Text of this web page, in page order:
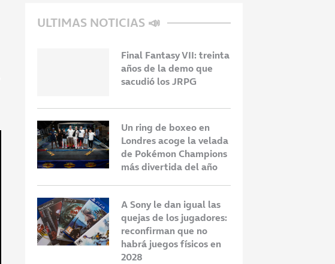
ULTIMAS NOTICIAS 📣
Final Fantasy VII: treinta
años de la demo que
sacudió los JRPG
Un ring de boxeo en
Londres acoge la velada
de Pokémon Champions
más divertida del año
A Sony le dan igual las
quejas de los jugadores:
reconfirman que no
habrá juegos físicos en
2028